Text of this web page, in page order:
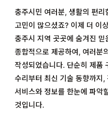
충주시민 여러분, 생활의 편
고민이 많으셨죠? 이제 더 이
충주시 지역 곳곳에 숨겨진 믿
종합적으로 제공하여, 여러분
작성되었습니다. 단순히 제품
수리부터 최신 기술 동향까지
서비스와 정보를 한눈에 파악
것입니다.